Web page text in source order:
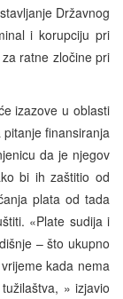
Državnog
i korupciju pri
ratne zločine pri
izazove u oblasti
finansiranja
da je njegov
bi ih zaštitio od
plata od tada
«Plate sudija i
– što ukupno
kada nema
» izjavio